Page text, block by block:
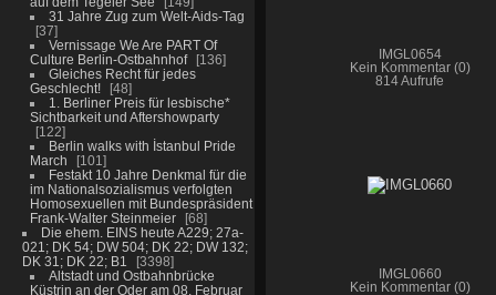
31 Jahre Zug zum Welt-Aids-Tag
37
Vernissage We Are PART Of
Culture Berlin-Ostbahnhof
136
Gleiches Recht für jedes
Geschlecht!
48
1. Berliner Preis für lesbische*
Sichtbarkeit und Aftershowparty
122
Berlin walks with İstanbul Pride
March
101
Festakt 10 Jahre Denkmal für die
im Nationalsozialismus verfolgten
Homosexuellen mit Bundespräsident
Frank-Walter Steinmeier
68
Die ehem. EINS heute A229; 27a-
021; DK 54; DW 504; DK 22; DW 132;
DK 31; DK 22; B1
3398
Altstadt und Ostbahnbrücke
Küstrin an der Oder am 08. Februar
IMGL0654
Kein Kommentar (0)
814 Aufrufe
IMGL0660
Kein Kommentar (0)